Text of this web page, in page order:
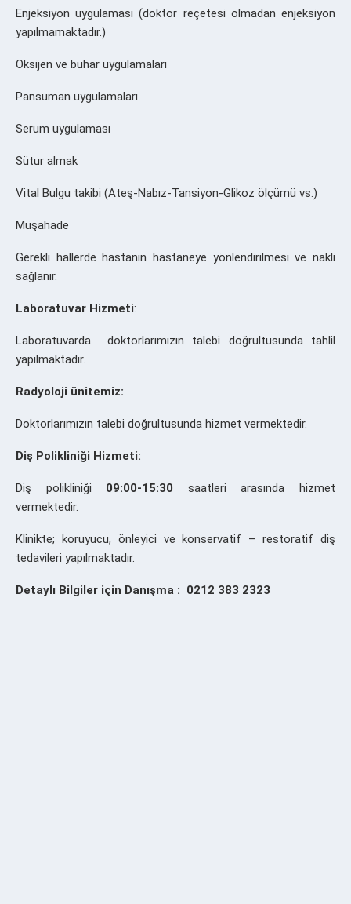
Enjeksiyon uygulaması (doktor reçetesi olmadan enjeksiyon
yapılmamaktadır.)
Oksijen ve buhar uygulamaları
Pansuman uygulamaları
Serum uygulaması
Sütur almak
Vital Bulgu takibi (Ateş-Nabız-Tansiyon-Glikoz ölçümü vs.)
Müşahade
Gerekli hallerde hastanın hastaneye yönlendirilmesi ve nakli
sağlanır.
Laboratuvar Hizmeti:
Laboratuvarda doktorlarımızın talebi doğrultusunda tahlil
yapılmaktadır.
Radyoloji ünitemiz:
Doktorlarımızın talebi doğrultusunda hizmet vermektedir.
Diş Polikliniği Hizmeti:
Diş polikliniği 09:00-15:30 saatleri arasında hizmet
vermektedir.
Klinikte; koruyucu, önleyici ve konservatif – restoratif diş
tedavileri yapılmaktadır.
Detaylı Bilgiler için Danışma : 0212 383 2323